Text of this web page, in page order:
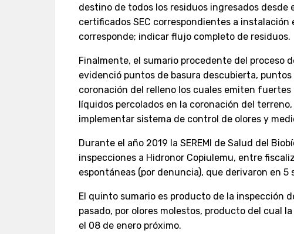
destino de todos los residuos ingresados desde
certificados SEC correspondientes a
corresponde; indicar flujo completo de residuos.
Finalmente, el sumario procedente del proceso
evidenció puntos de basura descubierta,
coronación del relleno los cuales emiten
líquidos percolados en la coronación del
implementar sistema de control de olores y
Durante el año 2019 la SEREMI de Salud del
inspecciones a Hidronor Copiulemu, entre
espontáneas (por denuncia), que derivaron en 5
El quinto sumario es producto de la inspección
pasado, por olores molestos, producto del cual
el 08 de enero próximo.